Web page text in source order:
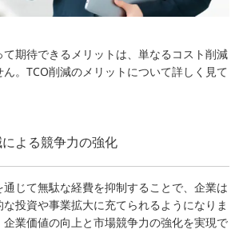
て期待できるメリットは、単なるコスト削減
。TCO削減のメリットについて詳しく見て
よる競争力の強化
通じて無駄な経費を抑制することで、企業は
投資や事業拡大に充てられるようになりま
業価値の向上と市場競争力の強化を実現で